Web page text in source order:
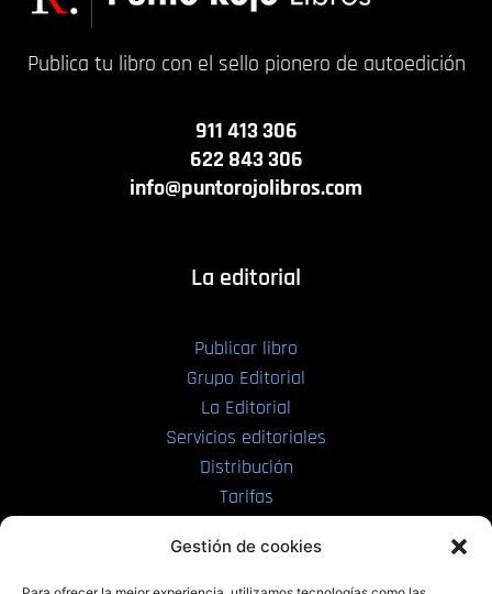
Gestión de cookies
Publica tu libro con el sello pionero de autoedición
911 413 306
622 843 306
info@puntorojolibros.com
La editorial
Publicar libro
Grupo Editorial
La Editorial
Servicios editoriales
Distribución
Tarifas